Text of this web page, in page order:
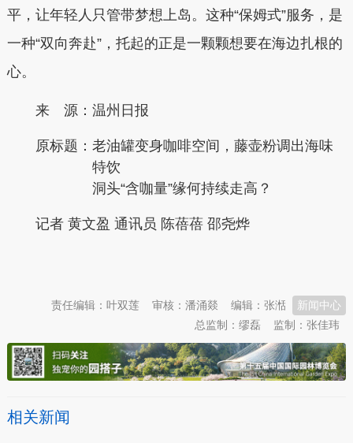
平，让年轻人只管带梦想上岛。这种“保姆式”服务，是
一种“双向奔赴”，托起的正是一颗颗想要在海边扎根的
心。
来 源：温州日报
原标题： 老油罐变身咖啡空间，藤壶粉调出海味
特饮
洞头“含咖量”缘何持续走高？
记者 黄文盈 通讯员 陈蓓蓓 邵尧烨
新闻中心
编辑：张湉
审核：潘涌燚
责任编辑：叶双莲
监制：张佳玮
总监制：缪磊
相关新闻